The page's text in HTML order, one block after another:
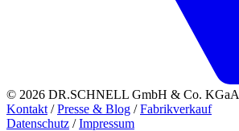
© 2026 DR.SCHNELL GmbH & Co. KGaA
Kontakt / Presse & Blog / Fabrikverkauf
Datenschutz / Impressum